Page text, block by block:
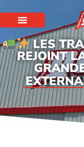
LES
REJOINT